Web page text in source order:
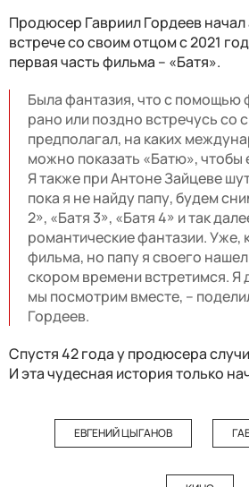
Продюсер Гавриил Гордеев начал
встрече со своим отцом с 2021
первая часть фильма – «Батя».
Была фантазия, что с помощью
рано или поздно встречусь со
предполагал, на каких
можно показать «Батю», чтобы
Я также при Антоне Зайцеве
пока я не найду папу, будем
2», «Батя 3», «Батя 4» и так
романтические фантазии. Уже,
фильма, но папу я своего
скором времени встретимся. Я
мы посмотрим вместе, –
Гордеев.
Спустя 42 года у продюсера
И эта чудесная история только
ЕВГЕНИЙ ЦЫГАНОВ